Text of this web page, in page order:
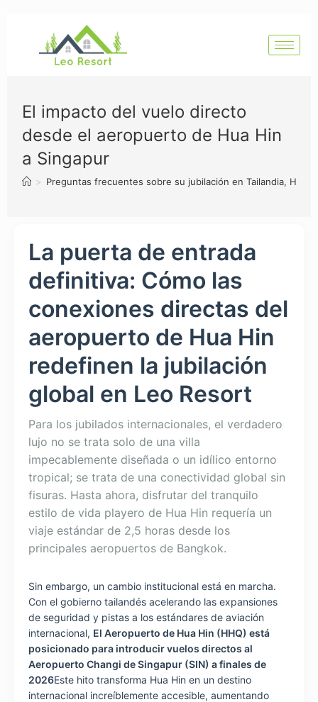
El impacto del vuelo directo
desde el aeropuerto de Hua Hin
a Singapur
> Preguntas frecuentes sobre su jubilación en Tailandia, Hua
La puerta de entrada
definitiva: Cómo las
conexiones directas del
aeropuerto de Hua Hin
redefinen la jubilación
global en Leo Resort
Para los jubilados internacionales, el verdadero
lujo no se trata solo de una villa
impecablemente diseñada o un idílico entorno
tropical; se trata de una conectividad global sin
fisuras. Hasta ahora, disfrutar del tranquilo
estilo de vida playero de Hua Hin requería un
viaje estándar de 2,5 horas desde los
principales aeropuertos de Bangkok.
Sin embargo, un cambio institucional está en marcha.
Con el gobierno tailandés acelerando las expansiones
de seguridad y pistas a los estándares de aviación
internacional, El Aeropuerto de Hua Hin (HHQ) está
posicionado para introducir vuelos directos al
Aeropuerto Changi de Singapur (SIN) a finales de
2026Este hito transforma Hua Hin en un destino
internacional increíblemente accesible, aumentando